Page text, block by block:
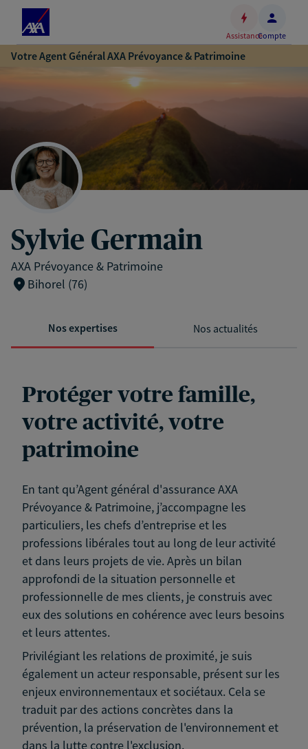
Accéder
au
Accéder
au
pied
de
page
AssistanceCompte
Votre Agent Général AXA Prévoyance & Patrimoine
Sylvie Germain
AXA Prévoyance & Patrimoine
Bihorel (76)
Nos expertises Nos actualités
Protéger votre famille,
votre activité, votre
patrimoine
En tant qu’Agent général d'assurance AXA
Prévoyance & Patrimoine, j’accompagne les
particuliers, les chefs d’entreprise et les
professions libérales tout au long de leur activité
et dans leurs projets de vie. Après un bilan
approfondi de la situation personnelle et
professionnelle de mes clients, je construis avec
eux des solutions en cohérence avec leurs besoins
et leurs attentes.
Privilégiant les relations de proximité, je suis
également un acteur responsable, présent sur les
enjeux environnementaux et sociétaux. Cela se
traduit par des actions concrètes dans la
prévention, la préservation de l'environnement et
dans la lutte contre l'exclusion.